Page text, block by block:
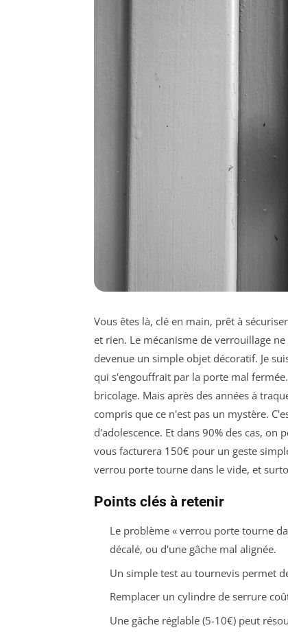
Vous êtes là, clé en main, prêt à
et rien. Le mécanisme de verrouillage
devenue un simple objet décoratif. Je
qui s'engouffrait par la porte mal
bricolage. Mais après des années à
compris que ce n'est pas un mystère.
d'adolescence. Et dans 90% des cas,
vous facturera 150€ pour un geste
verrou porte tourne dans le vide, et
Points clés à retenir
Le problème « verrou porte tourne
décalé, ou d'une gâche mal alignée.
Un simple test au tournevis permet
Remplacer un cylindre de serrure
Une gâche réglable (5-10€) peut